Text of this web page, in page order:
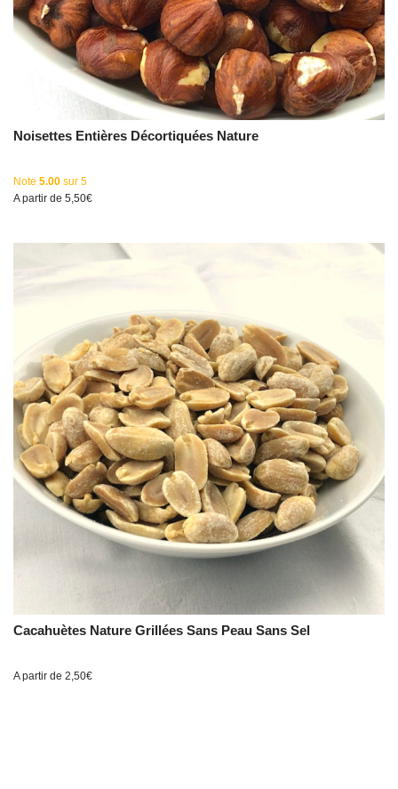
Noisettes Entières Décortiquées Nature
Note 5.00 sur 5
A partir de 5,50€
Cacahuètes Nature Grillées Sans Peau Sans Sel
A partir de 2,50€